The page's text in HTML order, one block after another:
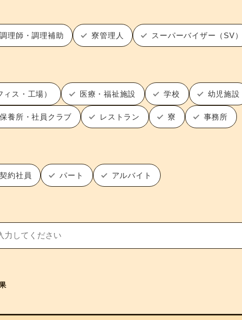
調理師・調理補助 寮管理人 スーパーバイザー（SV）
ス・工場） 医療・福祉施設 学校 幼児施設
保養所・社員クラブ レストラン 寮 事務所
契約社員 パート アルバイト